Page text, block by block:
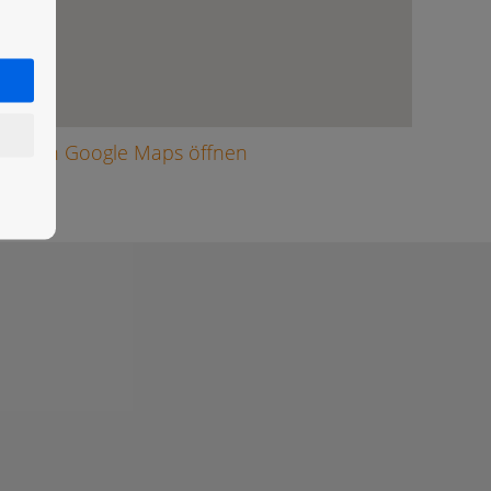
in Google Maps öffnen